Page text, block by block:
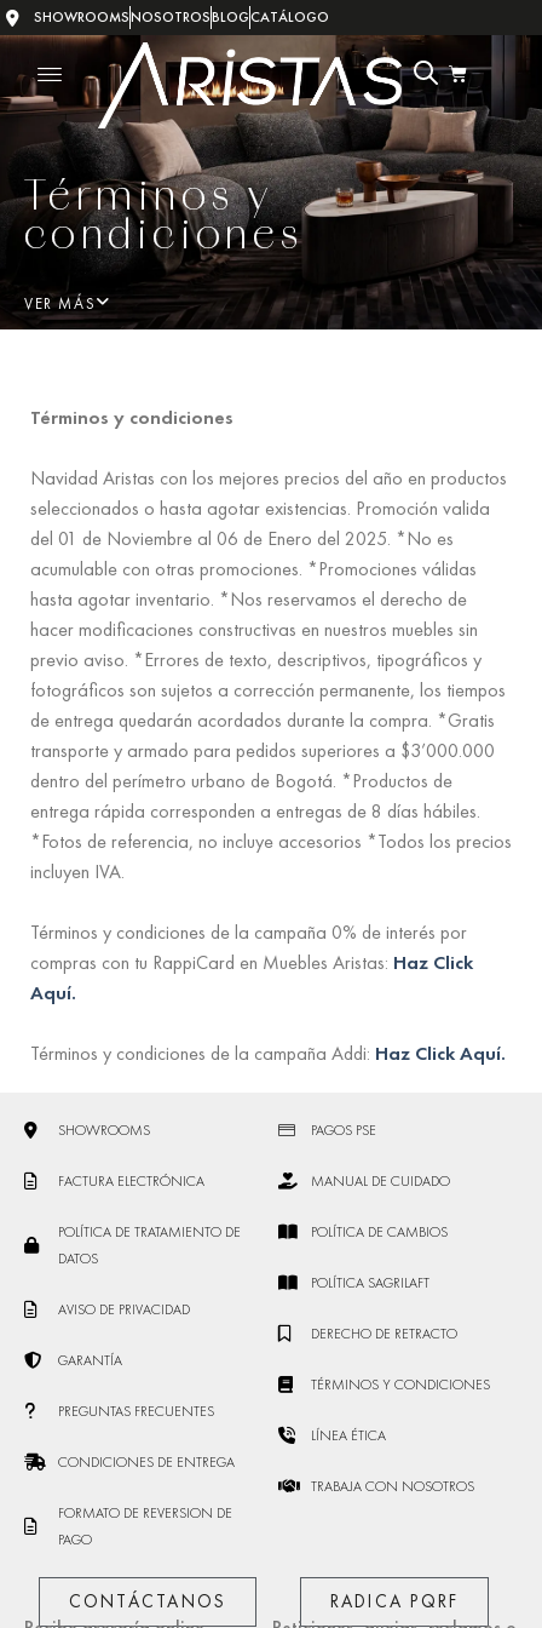
SHOWROOMSNOSOTROSBLOGCATÁLOGO
Términos y
condiciones
VER MÁS
Términos y condiciones
Navidad Aristas con los mejores precios del año en productos
seleccionados o hasta agotar existencias. Promoción valida
del 01 de Noviembre al 06 de Enero del 2025. *No es
acumulable con otras promociones. *Promociones válidas
hasta agotar inventario. *Nos reservamos el derecho de
hacer modificaciones constructivas en nuestros muebles sin
previo aviso. *Errores de texto, descriptivos, tipográficos y
fotográficos son sujetos a corrección permanente, los tiempos
de entrega quedarán acordados durante la compra. *Gratis
transporte y armado para pedidos superiores a $3’000.000
dentro del perímetro urbano de Bogotá. *Productos de
entrega rápida corresponden a entregas de 8 días hábiles.
*Fotos de referencia, no incluye accesorios *Todos los precios
incluyen IVA.
Términos y condiciones de la campaña 0% de interés por
compras con tu RappiCard en Muebles Aristas: Haz Click
Aquí.
Términos y condiciones de la campaña Addi: Haz Click Aquí.
SHOWROOMS
FACTURA ELECTRÓNICA
POLÍTICA DE TRATAMIENTO DE
DATOS
AVISO DE PRIVACIDAD
GARANTÍA
PREGUNTAS FRECUENTES
CONDICIONES DE ENTREGA
FORMATO DE REVERSION DE
PAGO
PAGOS PSE
MANUAL DE CUIDADO
POLÍTICA DE CAMBIOS
POLÍTICA SAGRILAFT
DERECHO DE RETRACTO
TÉRMINOS Y CONDICIONES
LÍNEA ÉTICA
TRABAJA CON NOSOTROS
CONTÁCTANOS RADICA PQRF